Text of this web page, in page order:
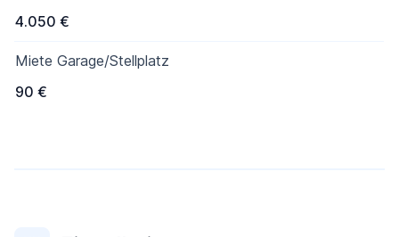
4.050 €
Miete Garage/Stellplatz
90 €